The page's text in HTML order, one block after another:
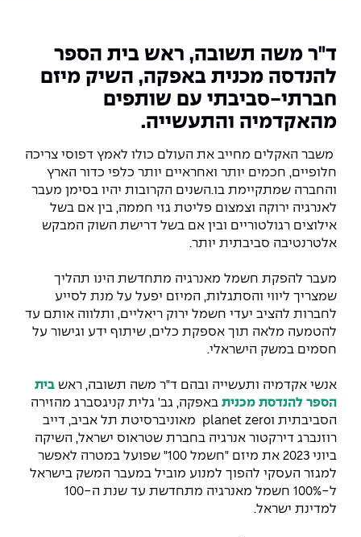
ד"ר משה תשובה, ראש בית הספר
להנדסה מכנית באפקה, השיק מיזם
חברתי-סביבתי עם שותפים
מהאקדמיה והתעשייה.
משבר האקלים מחייב את העולם כולו לאמץ דפוסי צריכה
חלופיים, חכמים יותר ואחראיים יותר כלפי כדור הארץ
והחברה שמתקיימת בו.השנים הקרובות יהיו בסימן מעבר
לאנרגיה ירוקה וצמצום פליטת גזי חממה, בין אם בשל
אילוצים רגולטוריים ובין אם בשל דרישת השוק המבקש
אלטרנטיבה סביבתית יותר.
מעבר להפקת חשמל מאנרגיה מתחדשת הינו תהליך
שמצריך ליווי והסתגלות, המיזם יפעל על מנת לסייע
לחברות להציב יעדי חשמל ירוק ריאליים, ותלווה אותם עד
להטמעה מלאה תוך אספקת כלים, שיתוף ידע וגישור על
חסמים במשק הישראלי.
אנשי אקדמיה ותעשייה ובהם ד"ר משה תשובה, ראש בית
הספר להנדסת מכנית באפקה, גב' גלית קניגסברג מהזירה
הסביבתית וplanet zero מאוניברסיטת תל אביב, דייב
רוזנברג דירקטור אנרגיה בחברת שטראוס ישראל, השיקה
ביוני 2023 את מיזם "חשמל 100" שפועל במטרה לאפשר
למגזר העסקי להפוך למנוע מוביל במעבר המשק בישראל
ל-100% חשמל מאנרגיה מתחדשת עד שנת ה-100
למדינת ישראל.
נהלים, תקנונים וחקיקה
הוגנות מגדרית
הצהרת נגישות
לעבוד באפקה
לוח שנה אקדמי
חדשות אפקה
כתבות
מדברים הנדסה (פודקאסט)
ידיעות מן העיתונות
כתבי עת
כואבים את לכתם
דו-חוגי בהנדסה ומדעים
תואר שני בהנדסה
הנדסת אנרגיה והספק
הנדסה וניהול
הנדסת מערכות
מערכות תבוניות AI
היחידה למתמטיקה
היחידה לפיזיקה
היחידה לאנגלית
היחידה לחברה ורוח
דקאנט הסטודנטים
מרכז קריירה
מעבדות
ספרייה
אגודת הסטודנטים
מעטפת חוסן
מועדוני סטודנטים
נבחרות הספורט
מעורבות חברתית
מרכז החדשנות והיזמות
עתודה אקדמית
מסלול ישיר לתואר ראשון
מידע למועמד תואר שני
הרשמה און ליין
שאלות ותשובות
תנאי קבלה - הנדסה
למה לעשות תואר שני באפקה?
מעטפת תמיכה וחוסן למשרתות
ולמשרתי המילואים – תשפ״ו
המרכז לאנרגיה מתחדשת ובת קיימא
המרכז למחקר יישומי בעיבוד שפה וקול
המרכז להנדסת חומרים ותהליכים
מרכז ICSGen.AI
כנסים
Skills & Tech
כנסי פיתוח הון אנושי לאומי בהנדסה
כנס עיבוד דיבור
מדד הכישורים